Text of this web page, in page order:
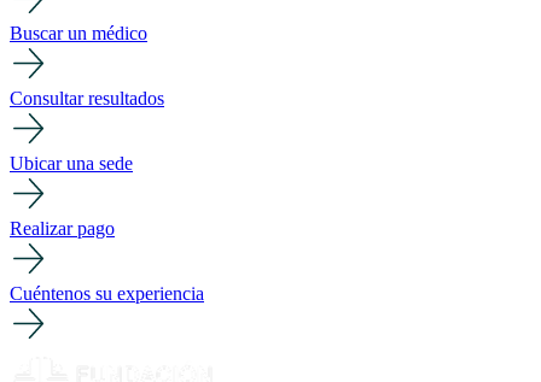
Buscar un médico
Consultar resultados
Ubicar una sede
Realizar pago
Cuéntenos su experiencia